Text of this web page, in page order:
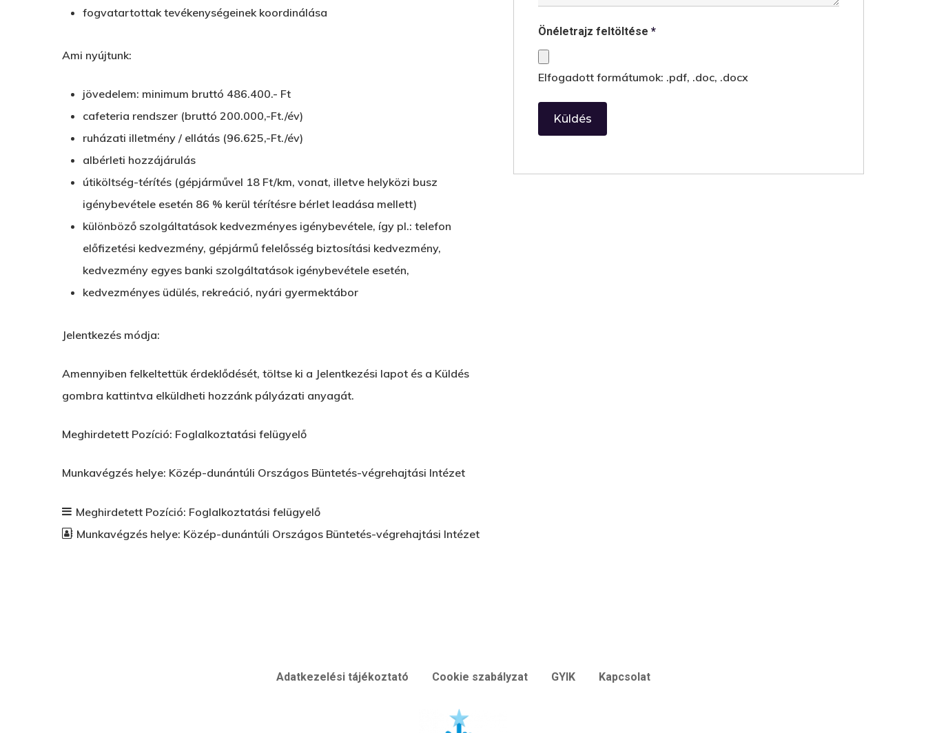
fogvatartottak tevékenységeinek koordinálása
Ami nyújtunk:
jövedelem: minimum bruttó 486.400.- Ft
cafeteria rendszer (bruttó 200.000,-Ft./év)
ruházati illetmény / ellátás (96.625,-Ft./év)
albérleti hozzájárulás
útiköltség-térítés (gépjárművel 18 Ft/km, vonat, illetve helyközi busz
igénybevétele esetén 86 % kerül térítésre bérlet leadása mellett)
különböző szolgáltatások kedvezményes igénybevétele, így pl.: telefon
előfizetési kedvezmény, gépjármű felelősség biztosítási kedvezmény,
kedvezmény egyes banki szolgáltatások igénybevétele esetén,
kedvezményes üdülés, rekreáció, nyári gyermektábor
Jelentkezés módja:
Amennyiben felkeltettük érdeklődését, töltse ki a Jelentkezési lapot és a Küldés
gombra kattintva elküldheti hozzánk pályázati anyagát.
Meghirdetett Pozíció: Foglalkoztatási felügyelő
Munkavégzés helye: Közép-dunántúli Országos Büntetés-végrehajtási Intézet
Meghirdetett Pozíció: Foglalkoztatási felügyelő
Munkavégzés helye: Közép-dunántúli Országos Büntetés-végrehajtási Intézet
Önéletrajz feltöltése*
Elfogadott formátumok: .pdf, .doc, .docx
Adatkezelési tájékoztató Cookie szabályzat GYIK Kapcsolat